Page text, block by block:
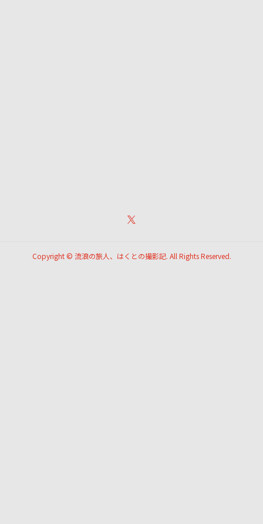
Copyright © 流浪の旅人、はくとの撮影記. All Rights Reserved.